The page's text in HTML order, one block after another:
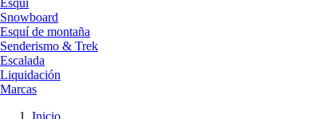
Esquí
Snowboard
Esquí de montaña
Senderismo & Trek
Escalada
Liquidación
Marcas